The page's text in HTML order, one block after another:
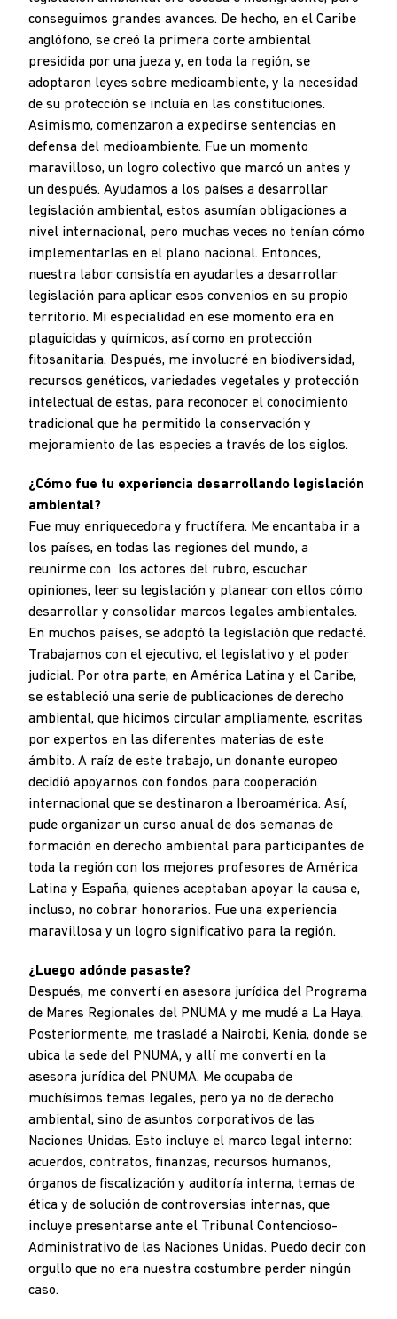
conseguimos grandes avances. De hecho, en el Caribe
anglófono, se creó la primera corte ambiental
presidida por una jueza y, en toda la región, se
adoptaron leyes sobre medioambiente, y la necesidad
de su protección se incluía en las constituciones.
Asimismo, comenzaron a expedirse sentencias en
defensa del medioambiente. Fue un momento
maravilloso, un logro colectivo que marcó un antes y
un después. Ayudamos a los países a desarrollar
legislación ambiental, estos asumían obligaciones a
nivel internacional, pero muchas veces no tenían cómo
implementarlas en el plano nacional. Entonces,
nuestra labor consistía en ayudarles a desarrollar
legislación para aplicar esos convenios en su propio
territorio. Mi especialidad en ese momento era en
plaguicidas y químicos, así como en protección
fitosanitaria. Después, me involucré en biodiversidad,
recursos genéticos, variedades vegetales y protección
intelectual de estas, para reconocer el conocimiento
tradicional que ha permitido la conservación y
mejoramiento de las especies a través de los siglos.
¿Cómo fue tu experiencia desarrollando legislación
ambiental?
Fue muy enriquecedora y fructífera. Me encantaba ir a
los países, en todas las regiones del mundo, a
reunirme con los actores del rubro, escuchar
opiniones, leer su legislación y planear con ellos cómo
desarrollar y consolidar marcos legales ambientales.
En muchos países, se adoptó la legislación que redacté.
Trabajamos con el ejecutivo, el legislativo y el poder
judicial. Por otra parte, en América Latina y el Caribe,
se estableció una serie de publicaciones de derecho
ambiental, que hicimos circular ampliamente, escritas
por expertos en las diferentes materias de este
ámbito. A raíz de este trabajo, un donante europeo
decidió apoyarnos con fondos para cooperación
internacional que se destinaron a Iberoamérica. Así,
pude organizar un curso anual de dos semanas de
formación en derecho ambiental para participantes de
toda la región con los mejores profesores de América
Latina y España, quienes aceptaban apoyar la causa e,
incluso, no cobrar honorarios. Fue una experiencia
maravillosa y un logro significativo para la región.
¿Luego adónde pasaste?
Después, me convertí en asesora jurídica del Programa
de Mares Regionales del PNUMA y me mudé a La Haya.
Posteriormente, me trasladé a Nairobi, Kenia, donde se
ubica la sede del PNUMA, y allí me convertí en la
asesora jurídica del PNUMA. Me ocupaba de
muchísimos temas legales, pero ya no de derecho
ambiental, sino de asuntos corporativos de las
Naciones Unidas. Esto incluye el marco legal interno:
acuerdos, contratos, finanzas, recursos humanos,
órganos de fiscalización y auditoría interna, temas de
ética y de solución de controversias internas, que
incluye presentarse ante el Tribunal Contencioso-
Administrativo de las Naciones Unidas. Puedo decir con
orgullo que no era nuestra costumbre perder ningún
caso.